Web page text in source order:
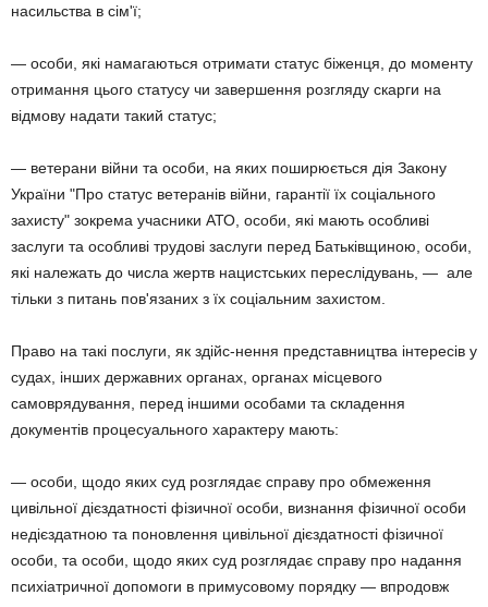
насильства в сім'ї;
— особи, які намагаються отримати статус біженця, до моменту
отримання цього статусу чи завершення розгляду скарги на
відмову надати такий статус;
— ветерани війни та особи, на яких поширюється дія Закону
України "Про статус ветеранів війни, гарантії їх соціального
захисту" зокрема учасники АТО, особи, які мають особливі
заслуги та особливі трудові заслуги перед Батьківщиною, особи,
які належать до числа жертв нацистських переслідувань, — але
тільки з питань пов'язаних з їх соціальним захистом.
Право на такі послуги, як здійс-нення представництва інтересів у
судах, інших державних органах, органах місцевого
самоврядування, перед іншими особами та складення
документів процесуального характеру мають:
— особи, щодо яких суд розглядає справу про обмеження
цивільної дієздатності фізичної особи, визнання фізичної особи
недієздатною та поновлення цивільної дієздатності фізичної
особи, та особи, щодо яких суд розглядає справу про надання
психіатричної допомоги в примусовому порядку — впродовж